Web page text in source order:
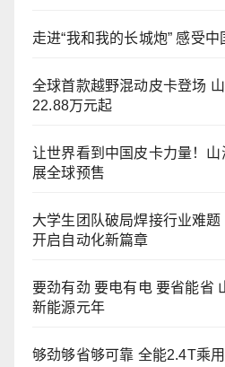
走进“我和我的长城炮” 感受
全球首款越野混动皮卡登场
22.88万元起
让世界看到中国皮卡力量！
展全球预售
大学生团队破局焊接行业难题
开启自动化新篇章
要劲有劲 要电有电 要省能省
新能源元年
够劲够省够可靠 全能2.4T乘